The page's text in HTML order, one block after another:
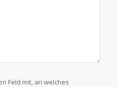
Feld mit, an welches